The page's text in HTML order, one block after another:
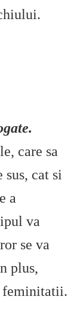
care sa
sus, cat si
a
va
se va
plus,
feminitatii.